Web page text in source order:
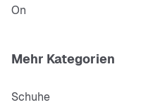
On
Mehr Kategorien
Schuhe